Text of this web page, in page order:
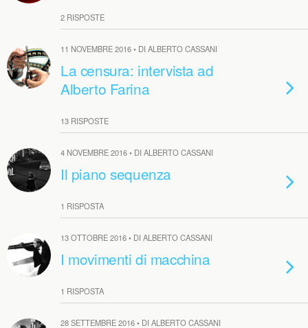
2 RISPOSTE
11 NOVEMBRE 2016 • DI ALBERTO CASSANI
La censura: intervista ad
Alberto Farina
13 RISPOSTE
4 NOVEMBRE 2016 • DI ALBERTO CASSANI
Il piano sequenza
1 RISPOSTA
13 OTTOBRE 2016 • DI ALBERTO CASSANI
I movimenti di macchina
1 RISPOSTA
28 SETTEMBRE 2016 • DI ALBERTO CASSANI